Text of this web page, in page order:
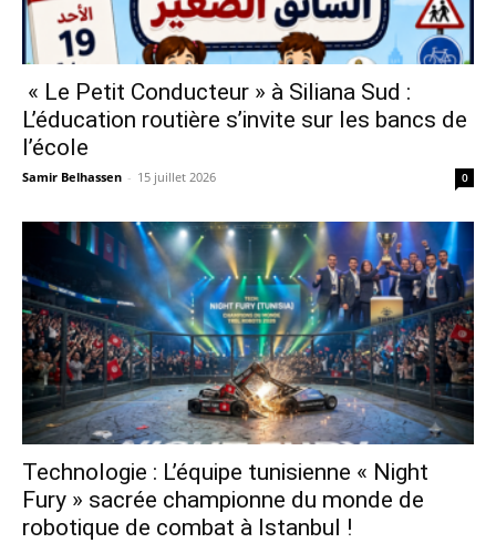
« Le Petit Conducteur » à Siliana Sud :
L’éducation routière s’invite sur les bancs de
l’école
Samir Belhassen - 15 juillet 2026 0
Technologie : L’équipe tunisienne « Night
Fury » sacrée championne du monde de
robotique de combat à Istanbul !